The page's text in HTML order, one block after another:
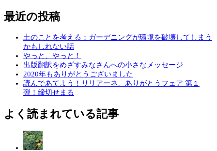
最近の投稿
土のことを考える：ガーデニングが環境を破壊してしまう
かもしれない話
やっと、やっと！
出版翻訳をめざすみなさんへの小さなメッセージ
2020年もありがとうございました
読んであてよう！リリアーネ、ありがとうフェア 第１
弾！締切せまる
よく読まれている記事